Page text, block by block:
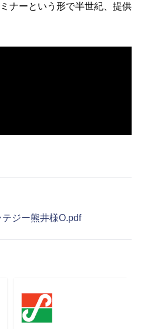
ナーという形で半世紀、提供
ジー熊井様O.pdf